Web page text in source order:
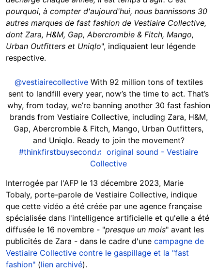
pourquoi, à compter d'aujourd'hui, nous bannissons 30
autres marques de fast fashion de Vestiaire Collective,
dont Zara, H&M, Gap, Abercrombie & Fitch, Mango,
Urban Outfitters et Uniqlo", indiquaient leur légende
respective.
@vestiairecollectiveWith 92 million tons of textiles
sent to landfill every year, now’s the time to act. That’s
why, from today, we’re banning another 30 fast fashion
brands from Vestiaire Collective, including Zara, H&M,
Gap, Abercrombie & Fitch, Mango, Urban Outfitters,
and Uniqlo. Ready to join the movement?
#thinkfirstbuysecond♬ original sound - Vestiaire
Collective
Interrogée par l'AFP le 13 décembre 2023, Marie
Tobaly, porte-parole de Vestiaire Collective, indique
que cette vidéo a été créée par une agence française
spécialisée dans l'intelligence artificielle et qu'elle a été
diffusée le 16 novembre - "presque un mois" avant les
publicités de Zara - dans le cadre d'une campagne de
Vestiaire Collective contre le gaspillage et la "fast
fashion" (lien archivé).